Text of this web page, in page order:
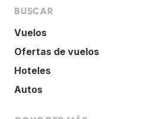
BUSCAR
Vuelos
Ofertas de vuelos
Hoteles
Autos